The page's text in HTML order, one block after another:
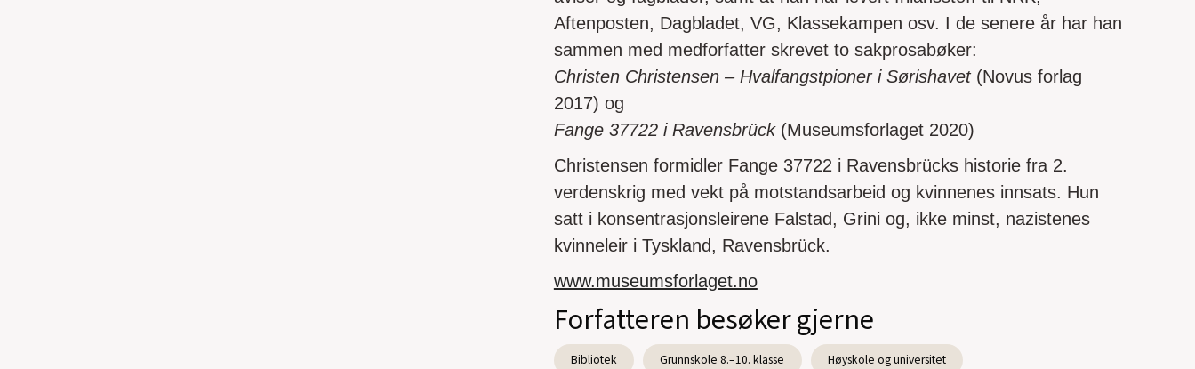
Aftenposten, Dagbladet, VG, Klassekampen osv. I de senere år har han
sammen med medforfatter skrevet to sakprosabøker:
Christen Christensen – Hvalfangstpioner i Sørishavet(Novus forlag
2017) og
Fange 37722 i Ravensbrück(Museumsforlaget 2020)
Christensen formidler Fange 37722 i Ravensbrücks historie fra 2.
verdenskrig med vekt på motstandsarbeid og kvinnenes innsats. Hun
satt i konsentrasjonsleirene Falstad, Grini og, ikke minst, nazistenes
kvinneleir i Tyskland, Ravensbrück.
www.museumsforlaget.no
Forfatteren besøker gjerne
Bibliotek Grunnskole 8.–10. klasse Høyskole og universitet